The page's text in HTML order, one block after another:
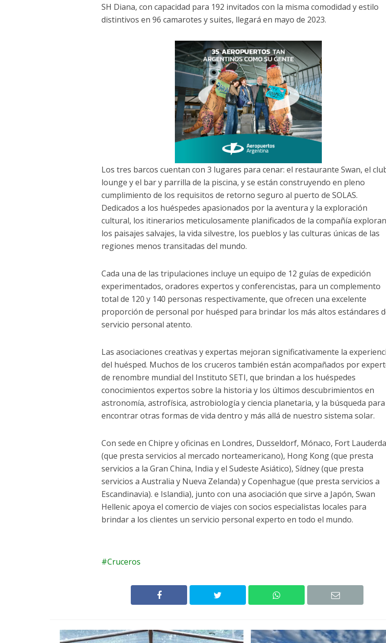
SH Diana, con capacidad para 192 invitados con la misma comodidad y estilo
distintivos en 96 camarotes y suites, llegará en mayo de 2023.
Los tres barcos cuentan con 3 lugares para cenar: el restaurante Swan, el
lounge y el bar y parrilla de la piscina, y se están construyendo en pleno
cumplimiento de los requisitos de retorno seguro al puerto de SOLAS.
Dedicados a los huéspedes apasionados por la aventura y la exploración
cultural, los itinerarios meticulosamente planificados de la compañía exploran
los paisajes salvajes, la vida silvestre, los pueblos y las culturas únicas de las
regiones menos transitadas del mundo.
Cada una de las tripulaciones incluye un equipo de 12 guías de expedición
experimentados, oradores expertos y conferencistas, para un complemento
total de 120 y 140 personas respectivamente, que ofrecen una excelente
proporción de personal por huésped para brindar los más altos estándares
servicio personal atento.
Las asociaciones creativas y expertas mejoran significativamente la
del huésped. Muchos de los cruceros también están acompañados por
de renombre mundial del Instituto SETI, que brindan a los huéspedes
conocimientos expertos sobre la historia y los últimos descubrimientos en
astronomía, astrofísica, astrobiología y ciencia planetaria, y la búsqueda para
encontrar otras formas de vida dentro y más allá de nuestro sistema solar.
Con sede en Chipre y oficinas en Londres, Dusseldorf, Mónaco, Fort
(que presta servicios al mercado norteamericano), Hong Kong (que presta
servicios a la Gran China, India y el Sudeste Asiático), Sídney (que presta
servicios a Australia y Nueva Zelanda) y Copenhague (que presta servicios a
Escandinavia). e Islandia), junto con una asociación que sirve a Japón, Swan
Hellenic apoya el comercio de viajes con socios especialistas locales para
brindar a los clientes un servicio personal experto en todo el mundo.
Cruceros